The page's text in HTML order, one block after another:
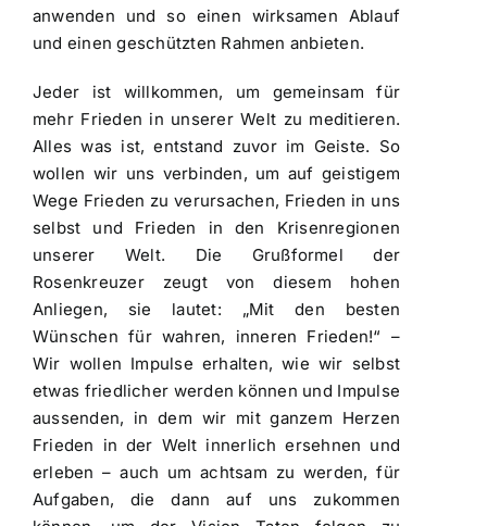
anwenden und so einen wirksamen Ablauf
und einen geschützten Rahmen anbieten.
Jeder ist willkommen, um gemeinsam für
mehr Frieden in unserer Welt zu meditieren.
Alles was ist, entstand zuvor im Geiste. So
wollen wir uns verbinden, um auf geistigem
Wege Frieden zu verursachen, Frieden in uns
selbst und Frieden in den Krisenregionen
unserer Welt. Die Grußformel der
Rosenkreuzer zeugt von diesem hohen
Anliegen, sie lautet: „Mit den besten
Wünschen für wahren, inneren Frieden!“ –
Wir wollen Impulse erhalten, wie wir selbst
etwas friedlicher werden können und Impulse
aussenden, in dem wir mit ganzem Herzen
Frieden in der Welt innerlich ersehnen und
erleben – auch um achtsam zu werden, für
Aufgaben, die dann auf uns zukommen